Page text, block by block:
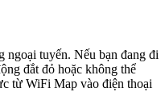
ngoại tuyến. Nếu bạn đang đi
đắt đỏ hoặc không thể
từ WiFi Map vào điện thoại